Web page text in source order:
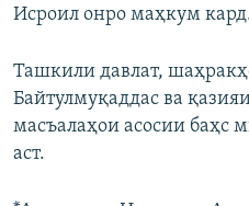
Исроил онро маҳкум
Ташкили давлат,
Байтулмуқаддас ва
масъалаҳои асосии баҳс
аст.